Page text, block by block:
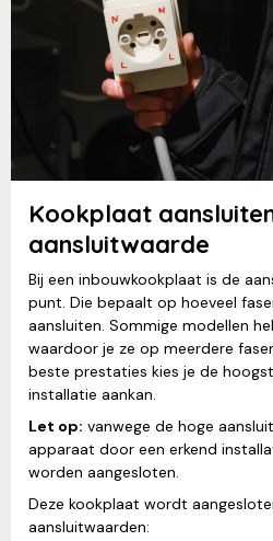
Kookplaat
aansluitwaarde
Bij een inbouwkookplaat is de
punt. Die bepaalt op hoeveel
aansluiten. Sommige modellen
waardoor je ze op meerdere
beste prestaties kies je de
installatie aankan.
Let op: vanwege de hoge
apparaat door een erkend
worden aangesloten.
Deze kookplaat wordt
aansluitwaarden: